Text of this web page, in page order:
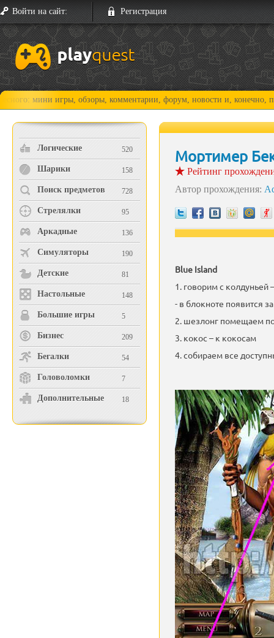
Войти на сайт: Регистрация
обзоры, комментарии, форум, новости и, конечно, прохождения!
Логические 520
Шарики 158
Поиск предметов 728
Стрелялки 95
Аркадные 136
Симуляторы 190
Детские 81
Настольные 148
Большие игры 5
Бизнес 209
Бегалки 54
Головоломки 7
Дополнительные 18
Мортимер
Рейтинг
Автор прохождения:
Blue Island
1. говорим с колдуньей
- в блокноте появится
2. шезлонг помещаем
3. кокос – к кокосам
4. собираем все